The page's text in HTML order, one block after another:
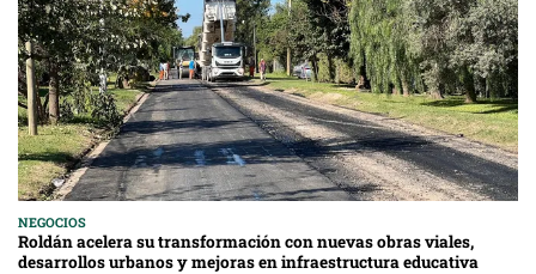
NEGOCIOS
Roldán acelera su transformación con nuevas obras viales,
desarrollos urbanos y mejoras en infraestructura educativa